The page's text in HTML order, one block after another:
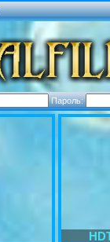
Пароль: